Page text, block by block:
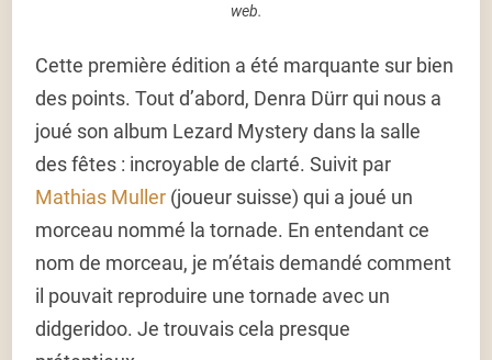
web.
Cette première édition a été marquante sur bien
des points. Tout d’abord, Denra Dürr qui nous a
joué son album Lezard Mystery dans la salle
des fêtes : incroyable de clarté. Suivit par
Mathias Muller (joueur suisse) qui a joué un
morceau nommé la tornade. En entendant ce
nom de morceau, je m’étais demandé comment
il pouvait reproduire une tornade avec un
didgeridoo. Je trouvais cela presque